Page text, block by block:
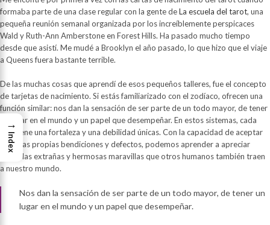
formaba parte de una clase regular con la gente deLa escuela del tarot, una
pequeña reunión semanal organizada por los increíblemente perspicaces
Wald y Ruth-Ann Amberstone en Forest Hills. Ha pasado mucho tiempo
desde que asistí. Me mudé a Brooklyn el año pasado, lo que hizo que el viaje
a Queens fuera bastante terrible.
De las muchas cosas que aprendí de esos pequeños talleres, fue el concepto
de tarjetas de nacimiento. Si estás familiarizado con el zodíaco, ofrecen una
función similar: nos dan la sensación de ser parte de un todo mayor, de tener
un lugar en el mundo y un papel que desempeñar. En estos sistemas, cada
uno tiene una fortaleza y una debilidad únicas. Con la capacidad de aceptar
nuestras propias bendiciones y defectos, podemos aprender a apreciar
todas las extrañas y hermosas maravillas que otros humanos también traen
a nuestro mundo.
Nos dan la sensación de ser parte de un todo mayor, de tener un
lugar en el mundo y un papel que desempeñar.
→
Index